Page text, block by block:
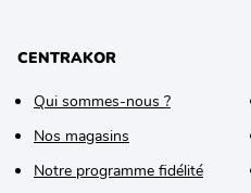
CENTRAKOR
Qui sommes-nous ?
Nos magasins
Notre programme fidélité